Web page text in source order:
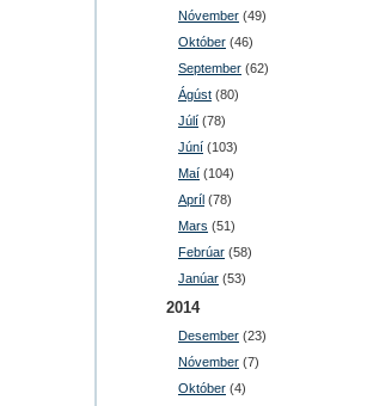
Nóvember (49)
Október (46)
September (62)
Ágúst (80)
Júlí (78)
Júní (103)
Maí (104)
Apríl (78)
Mars (51)
Febrúar (58)
Janúar (53)
2014
Desember (23)
Nóvember (7)
Október (4)